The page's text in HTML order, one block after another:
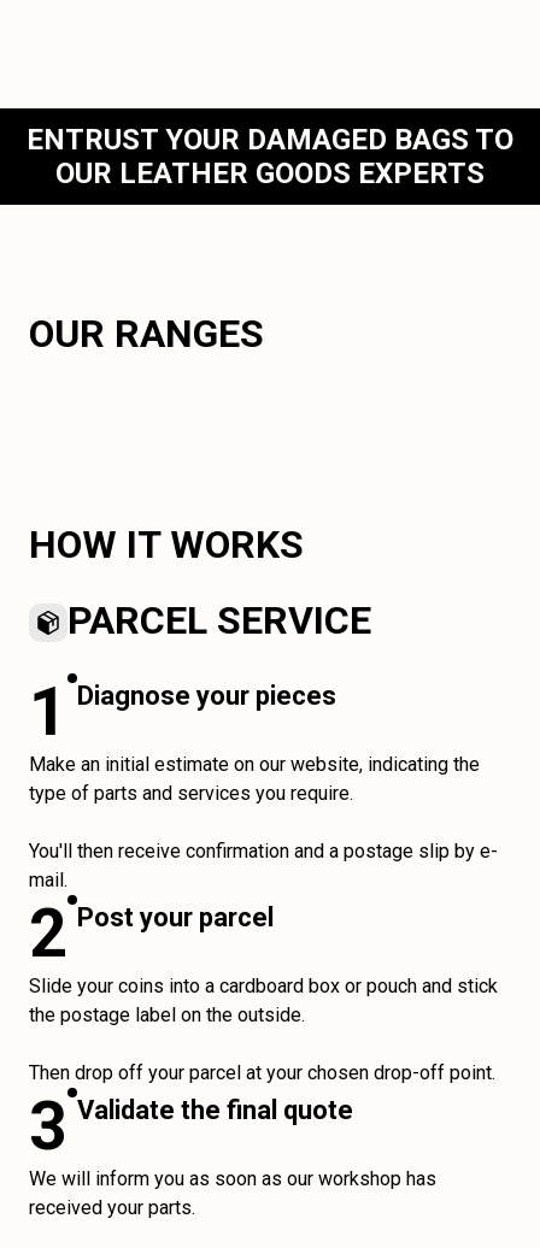
ENTRUST YOUR DAMAGED BAGS TO
OUR LEATHER GOODS EXPERTS
OUR RANGES
HOW IT WORKS
PARCEL SERVICE
1 Diagnose your pieces
Make an initial estimate on our website, indicating the
type of parts and services you require.
You'll then receive confirmation and a postage slip by e-
mail.
2 Post your parcel
Slide your coins into a cardboard box or pouch and stick
the postage label on the outside.
Then drop off your parcel at your chosen drop-off point.
3 Validate the final quote
We will inform you as soon as our workshop has
received your parts.